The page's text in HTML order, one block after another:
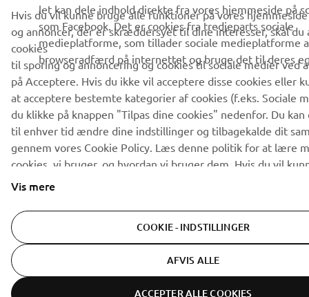
let kan dele indhold direkte fra vores hjemmeside på
som Facebook. Det er cookies fra tredjeparts sociale
medieplatforme, som tillader sociale medieplatforme
browseradfærd på internettet og bruge det til deres
Hvis du vil kunne bruge alle funktioner på vores
og annoncer, der er skræddersyet til dine interesser, skal du
cookies
til sporing og annoncering og cookies til sociale medier ved
på Acceptere. Hvis du ikke vil acceptere disse cookies eller
at acceptere bestemte kategorier af cookies (f.eks. Sociale
du klikke på knappen "Tilpas dine cookies" nedenfor. Du kan
til enhver tid ændre dine indstillinger og tilbagekalde dit
gennem vores Cookie Policy. Læs denne politik for at lære
cookies, vi bruger, og hvordan vi bruger dem. Hvis du vil
funktioner på vores hjemmeside og se tilbud og annoncer,
annoncering og cookies til sociale medier ved at klikke på
du ikke vil acceptere disse cookies eller kun ønsker at
kategorier af cookies (f.eks. Sociale medier), skal du klikke
"Tilpas dine cookies" nedenfor. Du kan også til enhver tid
indstillinger og tilbagekalde dit samtykke gennem vores
Vis mere
COOKIE - INDSTILLINGER
AFVIS ALLE
ACCEPTER ALLE COOKIES